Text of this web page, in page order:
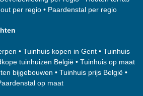
per regio • Paardenstal per regio
• Tuinhuis kopen in Gent • Tuinhuis
tuinhuizen België • Tuinhuis op maat
bijgebouwen • Tuinhuis prijs België •
op maat